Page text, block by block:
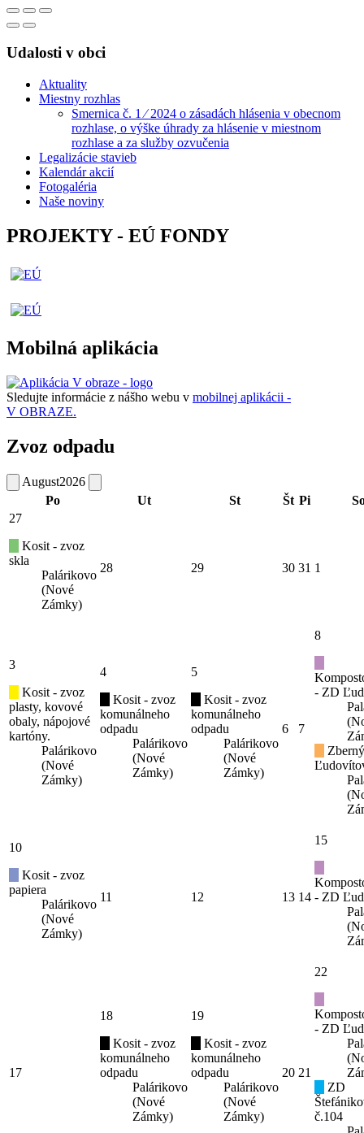
Udalosti v obci
Aktuality
Miestny rozhlas
Smernica č. 1 ⁄ 2024 o zásadách hlásenia v obecnom
rozhlase, o výške úhrady za hlásenie v miestnom
rozhlase a za služby ozvučenia
Legalizácie stavieb
Kalendár akcií
Fotogaléria
Naše noviny
PROJEKTY - EÚ FONDY
Mobilná aplikácia
Sledujte informácie z nášho webu v mobilnej aplikácii -
V OBRAZE.
Zvoz odpadu
August2026
Po
Ut St Št Pi
27
Kosit - zvoz
skla
Palárikovo
(Nové
Zámky)
28 29 30 31 1
3
Kosit - zvoz
plasty, kovové
obaly, nápojové
kartóny.
Palárikovo
(Nové
Zámky)
4
Kosit - zvoz
komunálneho
odpadu
Palárikovo
(Nové
Zámky)
5
Kosit - zvoz
komunálneho
odpadu
Palárikovo
(Nové
Zámky)
6 7
8
- ZD
10
Kosit - zvoz
papiera
Palárikovo
(Nové
Zámky)
11 12 13 14
15
- ZD
17
18
Kosit - zvoz
komunálneho
odpadu
Palárikovo
(Nové
Zámky)
19
Kosit - zvoz
komunálneho
odpadu
Palárikovo
(Nové
Zámky)
20 21
22
- ZD
ZD
č.104